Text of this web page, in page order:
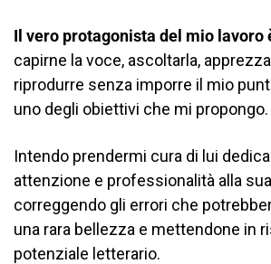
Il vero protagonista del mio lavoro
capirne la voce, ascoltarla,
riprodurre senza imporre il mio
uno degli obiettivi che mi propongo.
Intendo prendermi cura di lui
attenzione e professionalità alla
correggendo gli errori che
una rara bellezza e mettendone in
potenziale letterario.